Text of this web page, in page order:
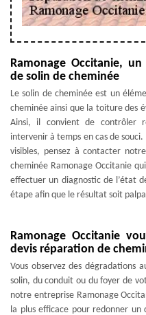
Ramonage Occitanie,
de solin de cheminée
Le solin de cheminée est un
cheminée ainsi que la toiture des
Ainsi, il convient de contrôler
intervenir à temps en cas de
visibles, pensez à contacter
cheminée Ramonage Occitanie
effectuer un diagnostic de l’état
étape afin que le résultat soit
Ramonage Occitanie
devis réparation de
Vous observez des dégradations
solin, du conduit ou du foyer de
notre entreprise Ramonage
la plus efficace pour redonner